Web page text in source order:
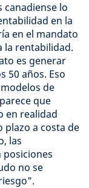
lo
en la
en el mandato
la rentabilidad.
es generar
50 años. Eso
de
que
en realidad
plazo a costa de
las
no se